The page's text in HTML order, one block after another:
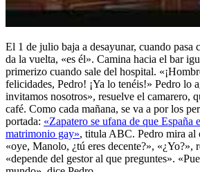
El 1 de julio baja a desayunar, cuando pasa
da la vuelta, «es él». Camina hacia el bar
primerizo cuando sale del hospital.
felicidades, Pedro! ¡Ya lo tenéis!» Pedro lo
invitamos nosotros», resuelve el camarero,
café. Como cada mañana, se va a por los
portada: «Zapatero se ufana de que España
matrimonio gay», titula ABC. Pedro mira al
«oye, Manolo, ¿tú eres decente?», «¿Yo?»,
«depende del gestor al que preguntes».